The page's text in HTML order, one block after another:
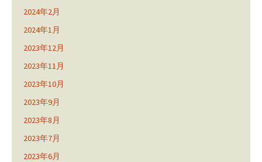
2024年2月
2024年1月
2023年12月
2023年11月
2023年10月
2023年9月
2023年8月
2023年7月
2023年6月